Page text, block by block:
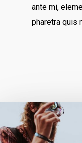
ante mi,
pharetra quis